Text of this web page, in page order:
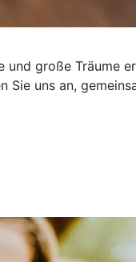
große Träume
uns an,